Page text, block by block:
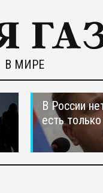
В МИРЕ
В России
есть